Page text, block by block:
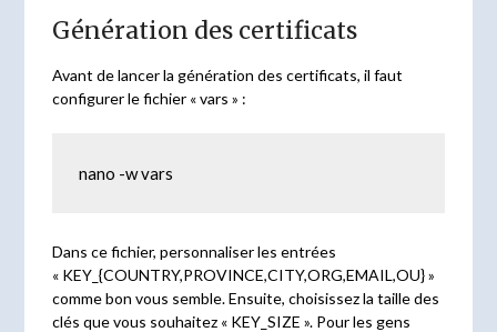
Génération des certificats
Avant de lancer la génération des certificats, il faut
configurer le fichier « vars » :
nano -w vars
Dans ce fichier, personnaliser les entrées
« KEY_{COUNTRY,PROVINCE,CITY,ORG,EMAIL,OU} »
comme bon vous semble. Ensuite, choisissez la taille des
clés que vous souhaitez « KEY_SIZE ». Pour les gens